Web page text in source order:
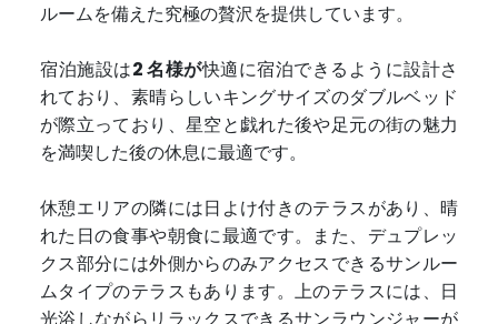
ルームを備えた究極の贅沢を提供しています。
宿泊施設は2 名様が快適に宿泊できるように設計さ
れており、素晴らしいキングサイズのダブルベッド
が際立っており、星空と戯れた後や足元の街の魅力
を満喫した後の休息に最適です。
休憩エリアの隣には日よけ付きのテラスがあり、晴
れた日の食事や朝食に最適です。また、デュプレッ
クス部分には外側からのみアクセスできるサンルー
ムタイプのテラスもあります。上のテラスには、日
光浴しながらリラックスできるサンラウンジャーが